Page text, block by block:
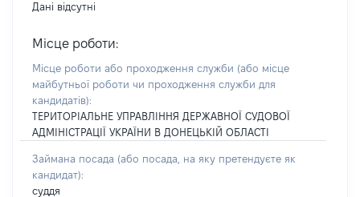
Дані відсутні
Місце роботи:
Місце роботи або проходження служби (або місце
майбутньої роботи чи проходження служби для
кандидатів):
ТЕРИТОРІАЛЬНЕ УПРАВЛІННЯ ДЕРЖАВНОЇ СУДОВОЇ
АДМІНІСТРАЦІЇ УКРАЇНИ В ДОНЕЦЬКІЙ ОБЛАСТІ
Займана посада (або посада, на яку претендуєте як
кандидат):
суддя